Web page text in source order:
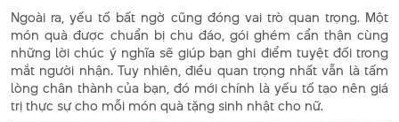
Ngoài ra, yếu tố bất ngờ cũng đóng vai trò quan trọng. Một
món quà được chuẩn bị chu đáo, gói ghém cẩn thận cùng
những lời chúc ý nghĩa sẽ giúp bạn ghi điểm tuyệt đối trong
mắt người nhận. Tuy nhiên, điều quan trọng nhất vẫn là tấm
lòng chân thành của bạn, đó mới chính là yếu tố tạo nên giá
trị thực sự cho mỗi món quà tặng sinh nhật cho nữ.